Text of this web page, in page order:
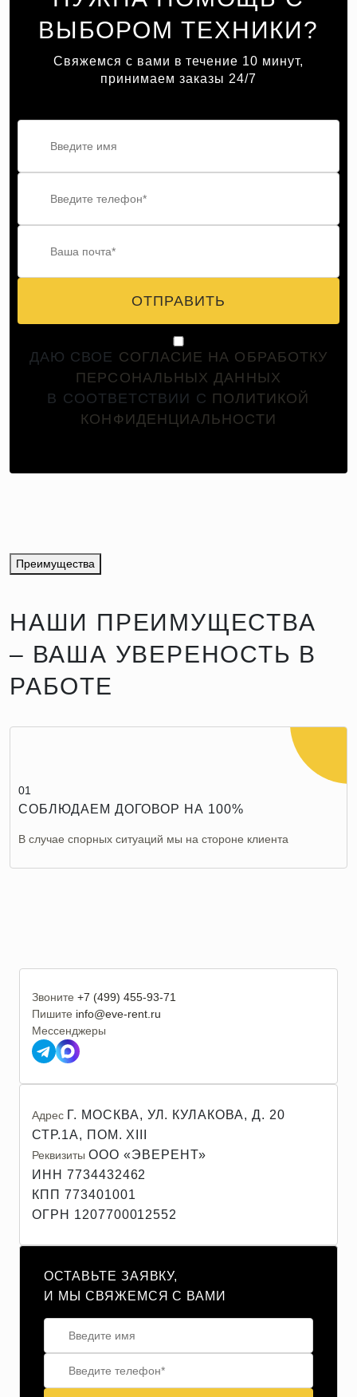
ВЫБОРОМ ТЕХНИКИ?
Свяжемся с вами в течение 10 минут,
принимаем заказы 24/7
ОТПРАВИТЬ
ДАЮ СВОЕ СОГЛАСИЕ НА ОБРАБОТКУ
ПЕРСОНАЛЬНЫХ ДАННЫХ
В СООТВЕТСТВИИ С ПОЛИТИКОЙ
КОНФИДЕНЦИАЛЬНОСТИ
Преимущества
НАШИ ПРЕИМУЩЕСТВА
– ВАША УВЕРЕНОСТЬ В
РАБОТЕ
01
СОБЛЮДАЕМ ДОГОВОР НА 100%
В случае спорных ситуаций мы на стороне клиента
Звоните +7 (499) 455-93-71
Пишите info@eve-rent.ru
Мессенджеры
Адрес Г. МОСКВА, УЛ. КУЛАКОВА, Д. 20
СТР.1А, ПОМ. XIII
Реквизиты ООО «ЭВЕРЕНТ»
ИНН 7734432462
КПП 773401001
ОГРН 1207700012552
ОСТАВЬТЕ ЗАЯВКУ,
И МЫ СВЯЖЕМСЯ С ВАМИ